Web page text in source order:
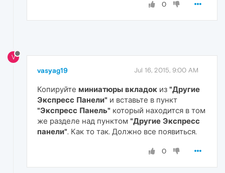
0
V
vasyag19 Jul 16, 2015, 9:00 AM
Копируйте миниатюры вкладок из "Другие
Экспресс Панели" и вставьте в пункт
"Экспресс Панель" который находится в том
же разделе над пунктом "Другие Экспресс
панели". Как то так. Должно все появиться.
0